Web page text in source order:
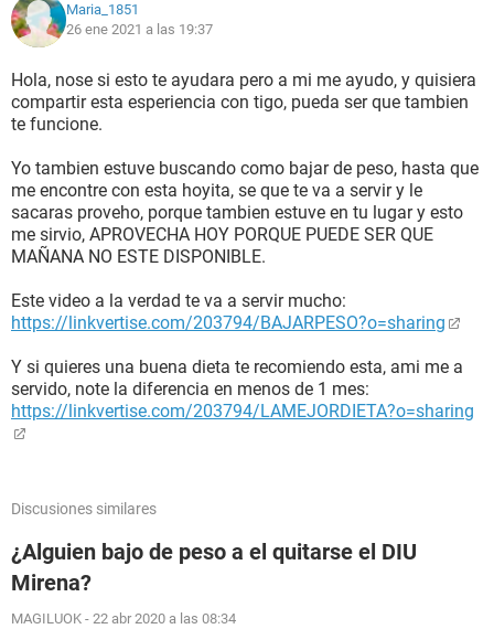
Maria_1851
26 ene 2021 a las 19:37
Hola, nose si esto te ayudara pero a mi me ayudo, y quisiera
compartir esta esperiencia con tigo, pueda ser que tambien
te funcione.
Yo tambien estuve buscando como bajar de peso, hasta que
me encontre con esta hoyita, se que te va a servir y le
sacaras proveho, porque tambien estuve en tu lugar y esto
me sirvio, APROVECHA HOY PORQUE PUEDE SER QUE
MAÑANA NO ESTE DISPONIBLE.
Este video a la verdad te va a servir mucho:
https://linkvertise.com/203794/BAJARPESO?o=sharing
Y si quieres una buena dieta te recomiendo esta, ami me a
servido, note la diferencia en menos de 1 mes:
https://linkvertise.com/203794/LAMEJORDIETA?o=sharing
Discusiones similares
¿Alguien bajo de peso a el quitarse el DIU
Mirena?
MAGILUOK - 22 abr 2020 a las 08:34